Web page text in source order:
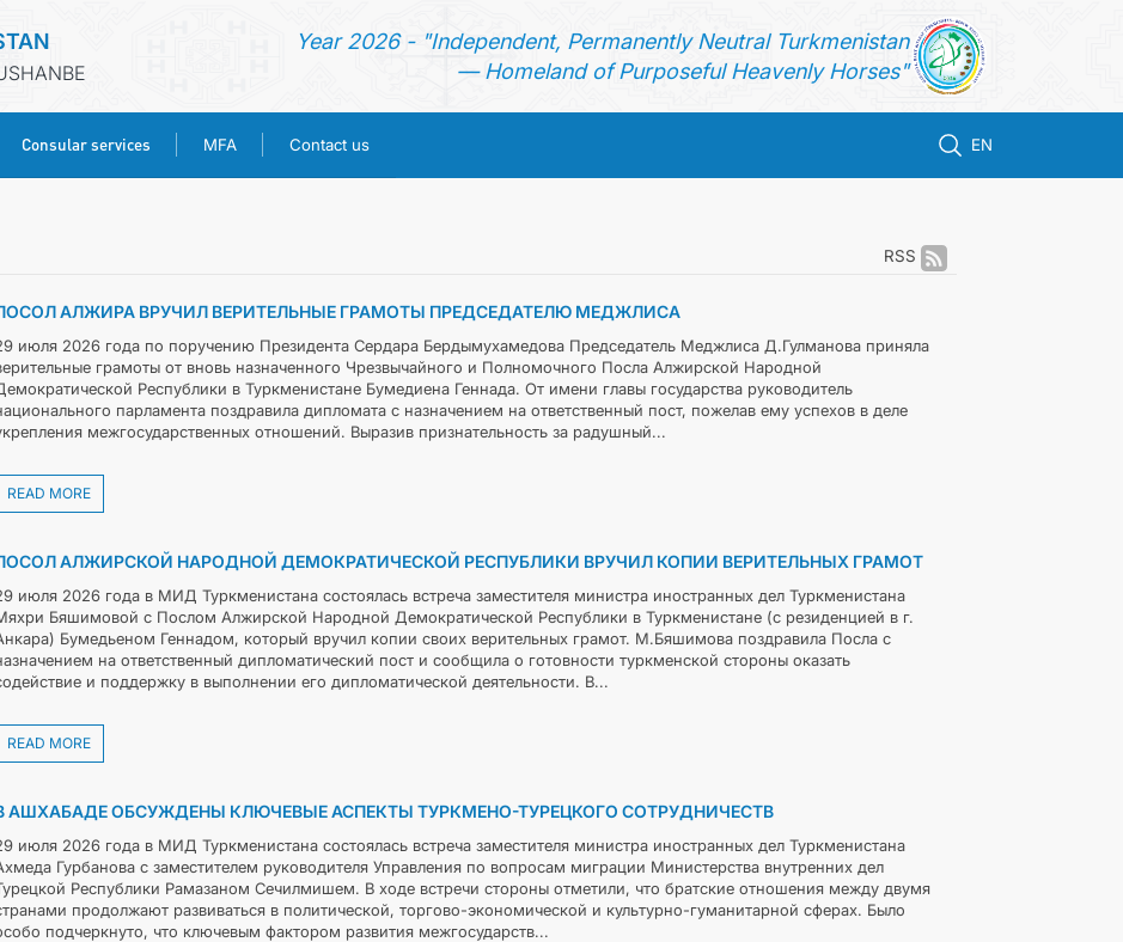
Year 2026 - "Independent, Permanently Neutral Turkmenistan
— Homeland of Purposeful Heavenly Horses"
Consular services MFA Contact us EN
TURKMENISTAN
CONSULAR SERVICES
RSS
АЛЖИРА ВРУЧИЛ ВЕРИТЕЛЬНЫЕ ГРАМОТЫ ПРЕДСЕДАТЕЛЮ МЕДЖЛИСА
июля 2026 года по поручению Президента Сердара Бердымухамедова Председатель Меджлиса Д.Гулманова приняла
грамоты от вновь назначенного Чрезвычайного и Полномочного Посла Алжирской Народной
Республики в Туркменистане Бумедиена Геннада. От имени главы государства руководитель
парламента поздравила ­дипломата с назначением на ответственный пост, пожелав ему успехов в деле
межгосударственных отношений. Выразив признательность за радушный...
READ MORE
АЛЖИРСКОЙ НАРОДНОЙ ДЕМОКРАТИЧЕСКОЙ РЕСПУБЛИКИ ВРУЧИЛ КОПИИ ВЕРИТЕЛЬНЫХ ГРАМОТ
июля 2026 года в МИД Туркменистана состоялась встреча заместителя министра иностранных дел Туркменистана
Бяшимовой с Послом Алжирской Народной Демократической Республики в Туркменистане (с резиденцией в г.
Бумедьеном Геннадом, который вручил копии своих верительных грамот. М.Бяшимова поздравила Посла с
на ответственный дипломатический пост и сообщила о готовности туркменской стороны оказать
и поддержку в выполнении его дипломатической деятельности. В...
READ MORE
АШХАБАДЕ ОБСУЖДЕНЫ КЛЮЧЕВЫЕ АСПЕКТЫ ТУРКМЕНО-ТУРЕЦКОГО СОТРУДНИЧЕСТВ
июля 2026 года в МИД Туркменистана состоялась встреча заместителя министра иностранных дел Туркменистана
Гурбанова с заместителем руководителя Управления по вопросам миграции Министерства внутренних дел
Республики Рамазаном Сечилмишем. В ходе встречи стороны отметили, что братские отношения между двумя
продолжают развиваться в политической, торгово-экономической и культурно-гуманитарной сферах. Было
подчеркнуто, что ключевым фактором развития межгосударств...